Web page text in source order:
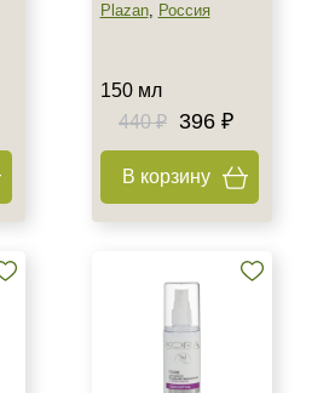
Plazan, Россия
150 мл
440 ₽
396 ₽
В корзину